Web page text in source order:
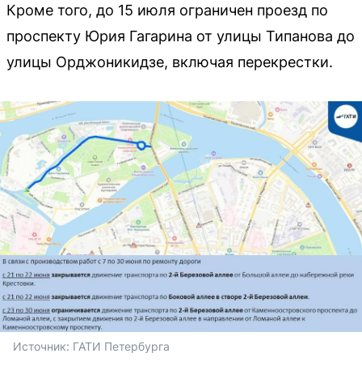
Кроме того, до 15 июля ограничен проезд по
проспекту Юрия Гагарина от улицы Типанова до
улицы Орджоникидзе, включая перекрестки.
Источник: ГАТИ Петербурга